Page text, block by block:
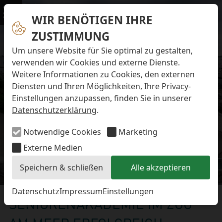
WIR BENÖTIGEN IHRE
ZUSTIMMUNG
Um unsere Website für Sie optimal zu gestalten,
verwenden wir Cookies und externe Dienste.
Weitere Informationen zu Cookies, den externen
Diensten und Ihren Möglichkeiten, Ihre Privacy-
Einstellungen anzupassen, finden Sie in unserer
Datenschutzerklärung.
Notwendige Cookies
Marketing
Externe Medien
Speichern & schließen
Alle akzeptieren
DatenschutzImpressumEinstellungen
Menü
Navigation überspringen
Preise & Infos
Öffnungs- und Fütterungszeiten
Eintrittspreise
Aktuelles
Alle Meldungen
Eisbären-Nachwuchs Anna & Elsa
Eisbären-Nachwuchs Lale & Lili
FAQ zum Tod des Schimpansen-Jungtiers
Newsletter
Bildungsletter
Barrierefreier Zoo
Hausordnung
Arbeiten im Zoo
Ausbildung zur Zootierpflegerin/zum Zootierpfleger
Freiwilliges ökologisches Jahr (FÖJ)
Mitarbeiter:in (w/m/d) auf Minijob-Basis
Patenschaften
Förderverein
Aktuelles
SENIORENAKADEMIE IM ZOO